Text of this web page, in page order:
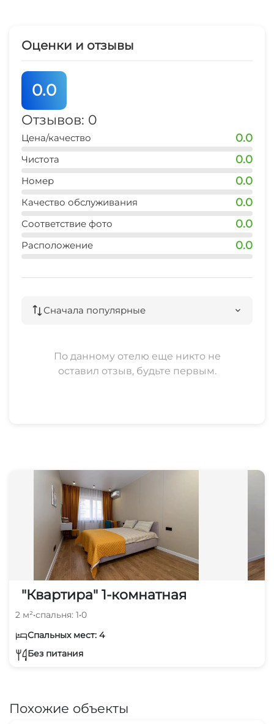
Оценки и отзывы
0.0
Отзывов: 0
Цена/качество 0.0
Чистота 0.0
Номер 0.0
Качество обслуживания 0.0
Соответствие фото 0.0
Расположение 0.0
Сначала популярные
По данному отелю еще никто не
оставил отзыв, будьте первым.
"Квартира" 1-комнатная
2 м²•спальня: 1•0
Спальных мест: 4
Без питания
Похожие объекты